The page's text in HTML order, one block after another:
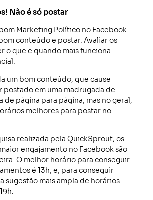
Não é só postar
Marketing Político no Facebook
conteúdo e postar. Avaliar os
o que e quando mais funciona
um bom conteúdo, que cause
em uma madrugada de
de página para página, mas no geral,
melhores para postar no
realizada pela QuickSprout, os
engajamento no Facebook são
O melhor horário para conseguir
é 13h, e, para conseguir
sugestão mais ampla de horários